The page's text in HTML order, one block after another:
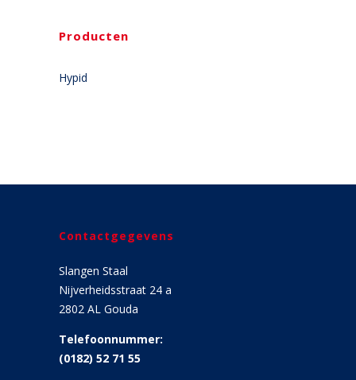
Producten
Hypid
Contactgegevens
Slangen Staal
Nijverheidsstraat 24 a
2802 AL Gouda
Telefoonnummer:
(0182) 52 71 55